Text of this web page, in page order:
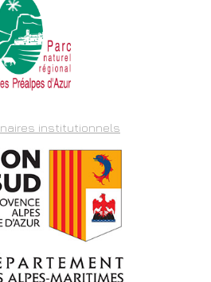
institutionnels